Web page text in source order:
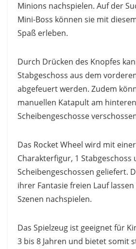
Minions nachspielen. Auf der
Mini-Boss können sie mit
Spaß erleben.
Durch Drücken des Knopfes
Stabgeschoss aus dem
abgefeuert werden. Zudem
manuellen Katapult am
Scheibengeschosse
Das Rocket Wheel wird mit
Charakterfigur, 1 Stabgeschoss
Scheibengeschossen geliefert.
ihrer Fantasie freien Lauf
Szenen nachspielen.
Das Spielzeug ist geeignet für
3 bis 8 Jahren und bietet somit